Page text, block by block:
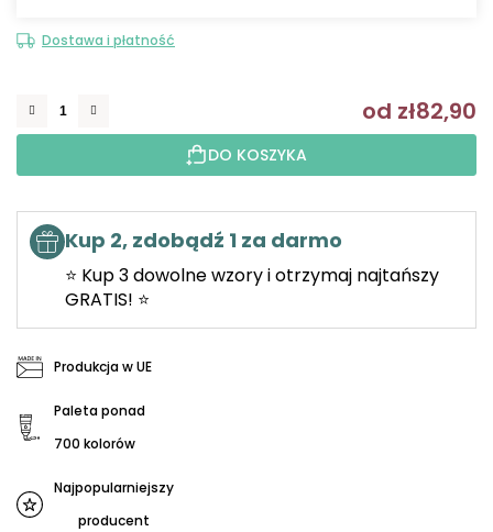
Dostawa i płatność
od zł82,90
DO KOSZYKA
Kup 2, zdobądź 1 za darmo
⭐ Kup 3 dowolne wzory i otrzymaj najtańszy
GRATIS! ⭐
Produkcja w UE
Paleta ponad
700 kolorów
Najpopularniejszy
producent